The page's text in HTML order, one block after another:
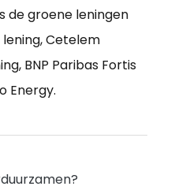
de groene leningen
lening, Cetelem
BNP Paribas Fortis
Energy.